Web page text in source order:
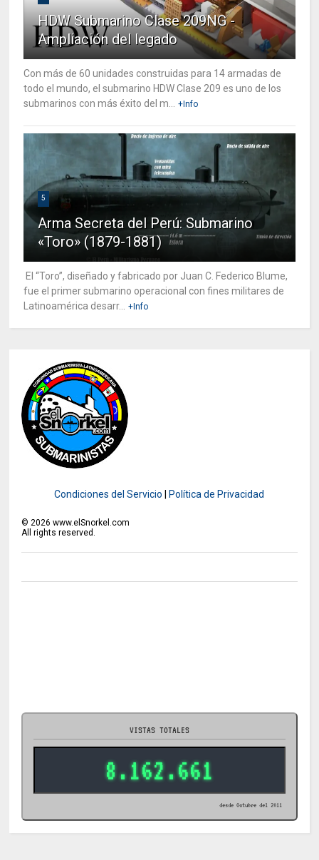
HDW Submarino Clase 209NG -
Ampliación del legado
Con más de 60 unidades construidas para 14 armadas de
todo el mundo, el submarino HDW Clase 209 es uno de los
submarinos con más éxito del m...
+Info
5
Arma Secreta del Perú: Submarino
«Toro» (1879-1881)
El “Toro”, diseñado y fabricado por Juan C. Federico Blume,
fue el primer submarino operacional con fines militares de
Latinoamérica desarr...
+Info
Condiciones del Servicio Política de Privacidad
© 2026 www.elSnorkel.com
All rights reserved.
VISTAS TOTALES
8.162.661
desde Octubre del 2011